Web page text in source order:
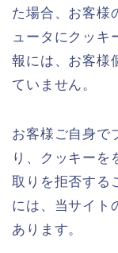
た場合、お客様
ュータにクッキ
報には、お客様
ていません。
お客様ご自身で
り、クッキーを
取りを拒否する
には、当サイト
あります。